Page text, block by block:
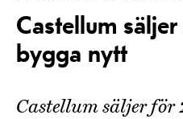
Castellum
bygga nytt
Castellum säljer